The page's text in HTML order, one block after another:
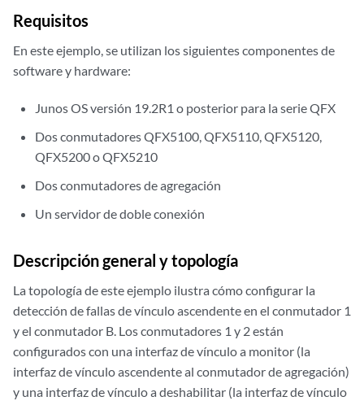
Requisitos
En este ejemplo, se utilizan los siguientes componentes de
software y hardware:
Junos OS versión 19.2R1 o posterior para la serie QFX
Dos conmutadores QFX5100, QFX5110, QFX5120,
QFX5200 o QFX5210
Dos conmutadores de agregación
Un servidor de doble conexión
Descripción general y topología
La topología de este ejemplo ilustra cómo configurar la
detección de fallas de vínculo ascendente en el conmutador 1
y el conmutador B. Los conmutadores 1 y 2 están
configurados con una interfaz de vínculo a monitor (la
interfaz de vínculo ascendente al conmutador de agregación)
y una interfaz de vínculo a deshabilitar (la interfaz de vínculo